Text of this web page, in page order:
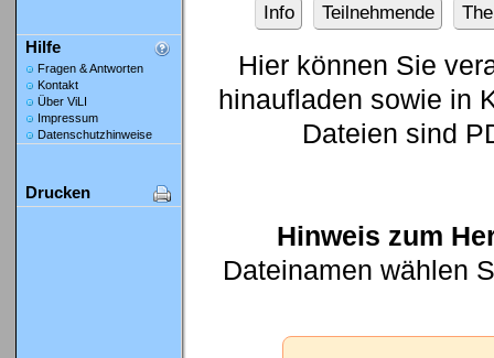
Hilfe
Fragen & Antworten
Kontakt
Über ViLI
Impressum
Datenschutzhinweise
Drucken
Info Teilnehmende
Hier können Sie
hinaufladen sowie in
Dateien sind
Hinweis zum
Dateinamen wählen